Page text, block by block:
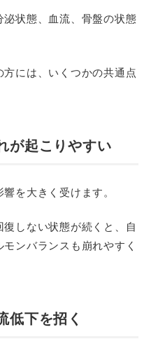
状態、血流、骨盤の状態
には、いくつかの共通点
が起こりやすい
を大きく受けます。
しない状態が続くと、自
ンバランスも崩れやすく
低下を招く